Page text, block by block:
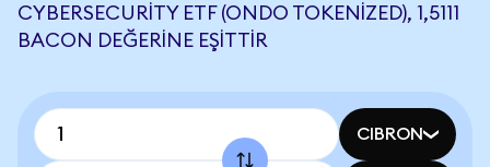
CYBERSECURITY ETF (ONDO TOKENIZED), 1,5111
BACON DEĞERINE EŞITTIR
CIBRON